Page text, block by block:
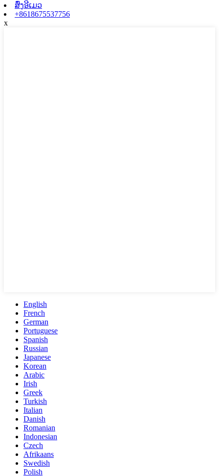
ສົ່ງອີເມວ
+8618675537756
x
English
French
German
Portuguese
Spanish
Russian
Japanese
Korean
Arabic
Irish
Greek
Turkish
Italian
Danish
Romanian
Indonesian
Czech
Afrikaans
Swedish
Polish